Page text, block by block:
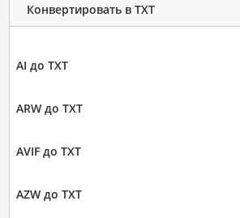
Конвертировать в TXT
AI до TXT
ARW до TXT
AVIF до TXT
AZW до TXT